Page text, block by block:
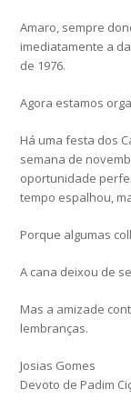
Amaro, sempre
imediatamente a
de 1976.
Agora estamos
Há uma festa dos
semana de
oportunidade
tempo espalhou,
Porque algumas
A cana deixou de
Mas a amizade
lembranças.
Josias Gomes
Devoto de Padim